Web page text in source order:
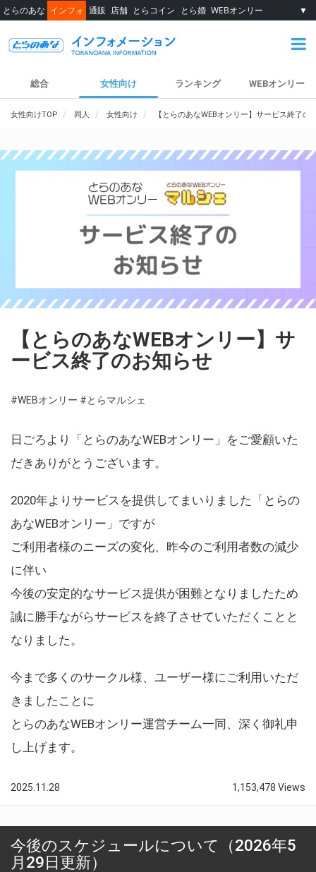
とらのあな インフォ 通販 店舗 とらコイン とら婚 WEBオンリー ▼
総合 女性向け ランキング WEBオンリー
女性向けTOP 同人 女性向け 【とらのあなWEBオンリー】サービス終了の
【とらのあなWEBオンリー】サ
ービス終了のお知らせ
#WEBオンリー #とらマルシェ
日ごろより「とらのあなWEBオンリー」をご愛顧いた
だきありがとうございます。
2020年よりサービスを提供してまいりました「とらの
あなWEBオンリー」ですが
ご利用者様のニーズの変化、昨今のご利用者数の減少
に伴い
今後の安定的なサービス提供が困難となりましたため
誠に勝手ながらサービスを終了させていただくことと
なりました。
今まで多くのサークル様、ユーザー様にご利用いただ
きましたことに
とらのあなWEBオンリー運営チーム一同、深く御礼申
し上げます。
2025.11.28 1,153,478 Views
今後のスケジュールについて（2026年5
月29日更新）